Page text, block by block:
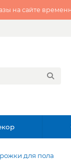
на сайте
для пола